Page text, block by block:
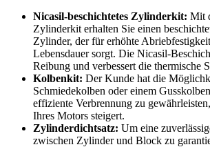
Nicasil-beschichtetes Zylinderkit: Mit
Zylinderkit erhalten Sie einen
Zylinder, der für erhöhte
Lebensdauer sorgt. Die Nicasil-
Reibung und verbessert die thermische
Kolbenkit: Der Kunde hat die
Schmiedekolben oder einem
effiziente Verbrennung zu
Ihres Motors steigert.
Zylinderdichtsatz: Um eine
zwischen Zylinder und Block zu